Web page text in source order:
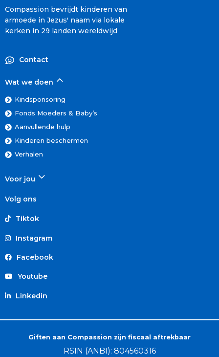
Compassion bevrijdt kinderen van
armoede in Jezus' naam via lokale
kerken in 29 landen wereldwijd
Contact
Wat we doen
Kindsponsoring
Fonds Moeders & Baby’s
Aanvullende hulp
Kinderen beschermen
Verhalen
Voor jou
Volg ons
Tiktok
Instagram
Facebook
Youtube
Linkedin
Giften aan Compassion zijn fiscaal aftrekbaar
RSIN (ANBI): 804560316